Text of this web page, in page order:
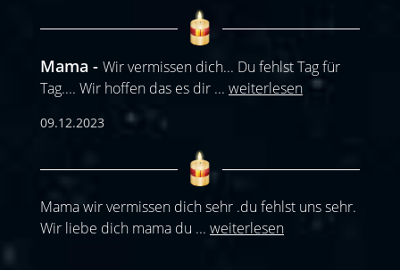
Mama
Wir vermissen dich... Du fehlst Tag für
Tag.... Wir hoffen das es dir ... weiterlesen
09.12.2023
Mama wir vermissen dich sehr .du fehlst uns sehr.
Wir liebe dich mama du ... weiterlesen